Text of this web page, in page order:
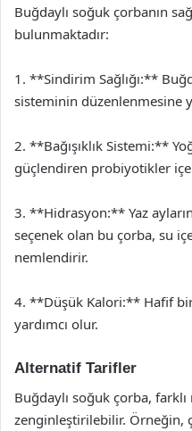
Buğdaylı soğuk çorbanın
bulunmaktadır:
1. **Sindirim Sağlığı:**
sisteminin düzenlenmesine
2. **Bağışıklık Sistemi:**
güçlendiren probiyotikler
3. **Hidrasyon:** Yaz
seçenek olan bu çorba, su
nemlendirir.
4. **Düşük Kalori:** Hafif
yardımcı olur.
Alternatif Tarifler
Buğdaylı soğuk çorba,
zenginleştirilebilir. Örneğin,